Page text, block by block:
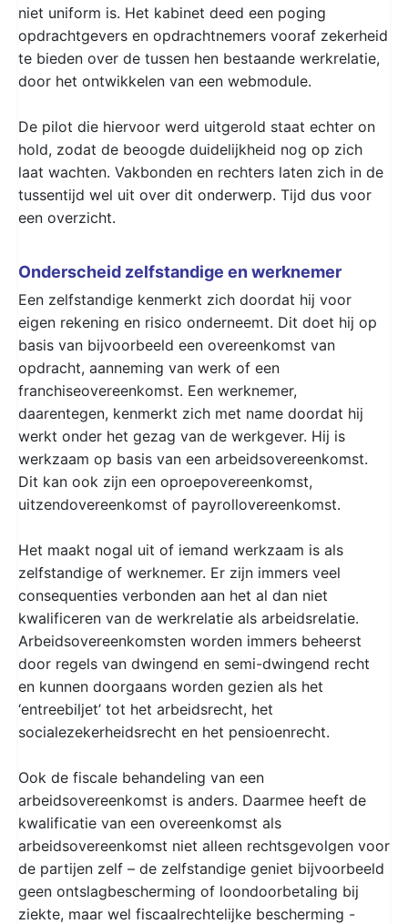
niet uniform is. Het kabinet deed een poging
opdrachtgevers en opdrachtnemers vooraf zekerheid
te bieden over de tussen hen bestaande werkrelatie,
door het ontwikkelen van een webmodule.
De pilot die hiervoor werd uitgerold staat echter on
hold, zodat de beoogde duidelijkheid nog op zich
laat wachten. Vakbonden en rechters laten zich in de
tussentijd wel uit over dit onderwerp. Tijd dus voor
een overzicht.
Onderscheid zelfstandige en werknemer
Een zelfstandige kenmerkt zich doordat hij voor
eigen rekening en risico onderneemt. Dit doet hij op
basis van bijvoorbeeld een overeenkomst van
opdracht, aanneming van werk of een
franchiseovereenkomst. Een werknemer,
daarentegen, kenmerkt zich met name doordat hij
werkt onder het gezag van de werkgever. Hij is
werkzaam op basis van een arbeidsovereenkomst.
Dit kan ook zijn een oproepovereenkomst,
uitzendovereenkomst of payrollovereenkomst.
Het maakt nogal uit of iemand werkzaam is als
zelfstandige of werknemer. Er zijn immers veel
consequenties verbonden aan het al dan niet
kwalificeren van de werkrelatie als arbeidsrelatie.
Arbeidsovereenkomsten worden immers beheerst
door regels van dwingend en semi-dwingend recht
en kunnen doorgaans worden gezien als het
‘entreebiljet’ tot het arbeidsrecht, het
socialezekerheidsrecht en het pensioenrecht.
Ook de fiscale behandeling van een
arbeidsovereenkomst is anders. Daarmee heeft de
kwalificatie van een overeenkomst als
arbeidsovereenkomst niet alleen rechtsgevolgen voor
de partijen zelf – de zelfstandige geniet bijvoorbeeld
geen ontslagbescherming of loondoorbetaling bij
ziekte, maar wel fiscaalrechtelijke bescherming -